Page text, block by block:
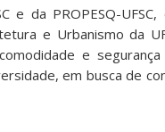
e da PROPESQ-
e Urbanismo da
e
em busca de